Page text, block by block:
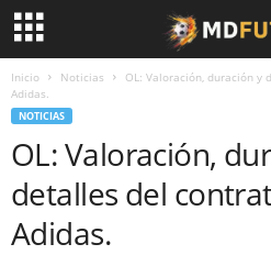
Inicio Noticias
OL: Valoración, duración
Adidas.
NOTICIAS
OL: Valoración,
detalles del
Adidas.